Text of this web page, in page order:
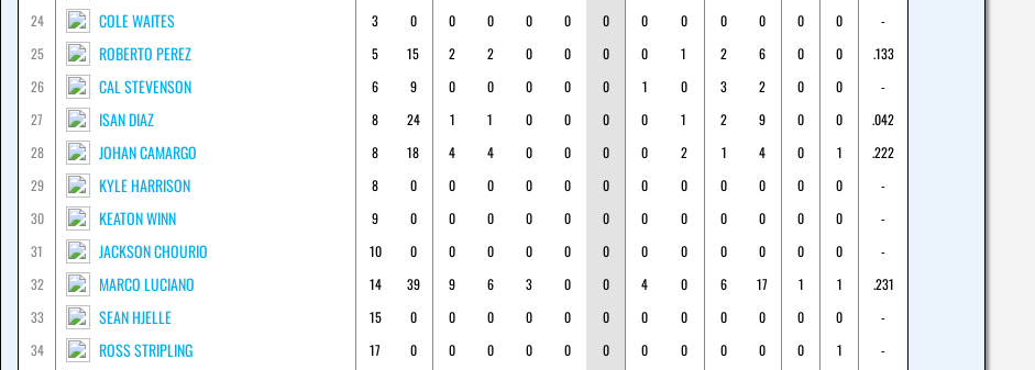
24
COLE WAITES 3 0 0 0 0 0 0 0 0 0 0 0 0
-
25
ROBERTO PEREZ 5 15 2 2 0 0 0 0 1 2 6 0 0
.133
26
CAL STEVENSON 6 9 0 0 0 0 0 1 0 3 2 0 0
-
27
ISAN DIAZ 8 24 1 1 0 0 0 0 1 2 9 0 0
.042
28
JOHAN CAMARGO 8 18 4 4 0 0 0 0 2 1 4 0 1
.222
29
KYLE HARRISON 8 0 0 0 0 0 0 0 0 0 0 0 0
-
30
KEATON WINN 9 0 0 0 0 0 0 0 0 0 0 0 0
-
31
JACKSON CHOURIO 10 0 0 0 0 0 0 0 0 0 0 0 0
-
32
MARCO LUCIANO 14 39 9 6 3 0 0 4 0 6 17 1 1
.231
33
SEAN HJELLE 15 0 0 0 0 0 0 0 0 0 0 0 0
-
34
ROSS STRIPLING 17 0 0 0 0 0 0 0 0 0 0 0 1
-